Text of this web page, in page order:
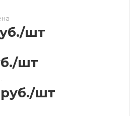
/шт
/шт
руб./шт